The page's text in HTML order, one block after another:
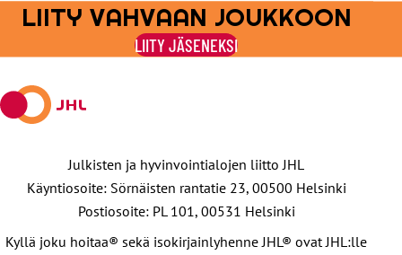
Jaa
Facebookissa
Jaa
viestipalvelu
X:ssä
Jaa
sähköpostilla
Jaa
WhatsAppilla
Jaa
Telegramilla
LIITY VAHVAAN JOUKKOON
LIITY JÄSENEKSI
Julkisten ja hyvinvointialojen liitto JHL
Käyntiosoite: Sörnäisten rantatie 23, 00500 Helsinki
Postiosoite: PL 101, 00531 Helsinki
Kyllä joku hoitaa® sekä isokirjainlyhenne JHL® ovat JHL:lle